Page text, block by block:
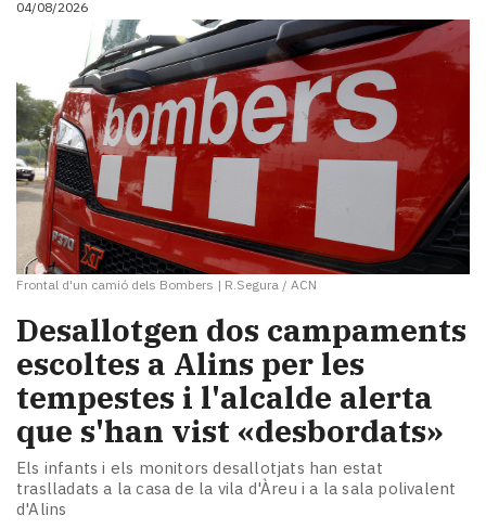
i
turisme
Cultura
Esports
Mai
tant!
TV
i
mitjans
El
temps
Reportatges
Entrevistes
Enquestes
A
escena!
Dis
la
teva!
Subscriptors
La
04/08/2026
Frontal d'un camió dels Bombers | R.Segura / ACN
​Desallotgen dos campaments
escoltes a Alins per les
tempestes i l'alcalde alerta
que s'han vist «desbordats»
Els infants i els monitors desallotjats han estat
traslladats a la casa de la vila d'Àreu i a la sala polivalent
d'Alins